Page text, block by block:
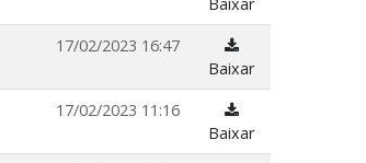
17/02/2023 16:47
Baixar
17/02/2023 11:16
Baixar